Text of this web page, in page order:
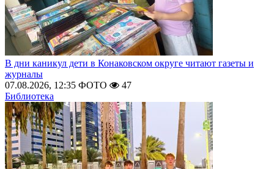
В дни каникул дети в Конаковском округе читают газеты и
журналы
07.08.2026, 12:35 ФОТО
47
Библиотека